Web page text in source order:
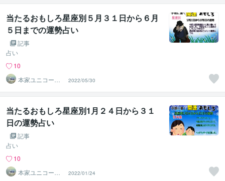
当たるおもしろ星座別５月３１日から６月
５日までの運勢占い
記事
占い
10
本家ユニコーン
の使者桜10周年
ありがとう
2022/05/30
当たるおもしろ星座別1月２４日から３１
日の運勢占い
記事
占い
10
本家ユニコーン
の使者桜10周年
2022/01/24